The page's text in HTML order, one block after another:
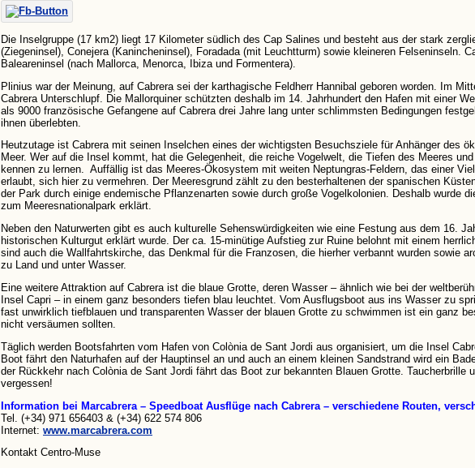
Die Inselgruppe (17 km2) liegt 17 Kilometer südlich des Cap Salines und besteht aus der stark
(Ziegeninsel), Conejera (Kanincheninsel), Foradada (mit Leuchtturm) sowie kleineren Felseninseln.
Baleareninsel (nach Mallorca, Menorca, Ibiza und Formentera).
Plinius war der Meinung, auf Cabrera sei der karthagische Feldherr Hannibal geboren worden. Im
Cabrera Unterschlupf. Die Mallorquiner schützten deshalb im 14. Jahrhundert den Hafen mit einer
als 9000 französische Gefangene auf Cabrera drei Jahre lang unter schlimmsten Bedingungen
ihnen überlebten.
Heutzutage ist Cabrera mit seinen Inselchen eines der wichtigsten Besuchsziele für Anhänger des
Meer. Wer auf die Insel kommt, hat die Gelegenheit, die reiche Vogelwelt, die Tiefen des Meeres
kennen zu lernen. Auffällig ist das Meeres-Ökosystem mit weiten Neptungras-Feldern, das einer
erlaubt, sich hier zu vermehren. Der Meeresgrund zählt zu den besterhaltenen der spanischen
der Park durch einige endemische Pflanzenarten sowie durch große Vogelkolonien. Deshalb wurde
zum Meeresnationalpark erklärt.
Neben den Naturwerten gibt es auch kulturelle Sehenswürdigkeiten wie eine Festung aus dem 16.
historischen Kulturgut erklärt wurde. Der ca. 15-minütige Aufstieg zur Ruine belohnt mit einem
sind auch die Wallfahrtskirche, das Denkmal für die Franzosen, die hierher verbannt wurden sowie
zu Land und unter Wasser.
Eine weitere Attraktion auf Cabrera ist die blaue Grotte, deren Wasser – ähnlich wie bei der
Insel Capri – in einem ganz besonders tiefen blau leuchtet. Vom Ausflugsboot aus ins Wasser zu
fast unwirklich tiefblauen und transparenten Wasser der blauen Grotte zu schwimmen ist ein ganz
nicht versäumen sollten.
Täglich werden Bootsfahrten vom Hafen von Colònia de Sant Jordi aus organisiert, um die Insel
Boot fährt den Naturhafen auf der Hauptinsel an und auch an einem kleinen Sandstrand wird ein
der Rückkehr nach Colònia de Sant Jordi fährt das Boot zur bekannten Blauen Grotte. Taucherbrille
vergessen!
Information bei Marcabrera – Speedboat Ausflüge nach Cabrera – verschiedene Routen,
Tel. (+34) 971 656403 & (+34) 622 574 806
Internet: www.marcabrera.com
Kontakt Centro-Muse